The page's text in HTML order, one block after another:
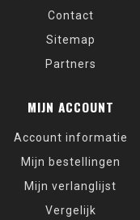
Contact
Sitemap
Partners
MIJN ACCOUNT
Account informatie
Mijn bestellingen
Mijn verlanglijst
Vergelijk